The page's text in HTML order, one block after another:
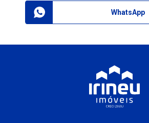
WhatsApp